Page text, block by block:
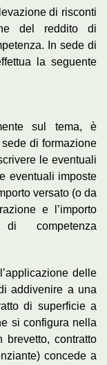
di risconti
del reddito di
In sede di
la seguente
sul tema, è
di formazione
le eventuali
eventuali imposte
versato (o da
e l’importo
competenza
delle
addivenire a una
di superficie a
si configura nella
brevetto, contratto
concede a